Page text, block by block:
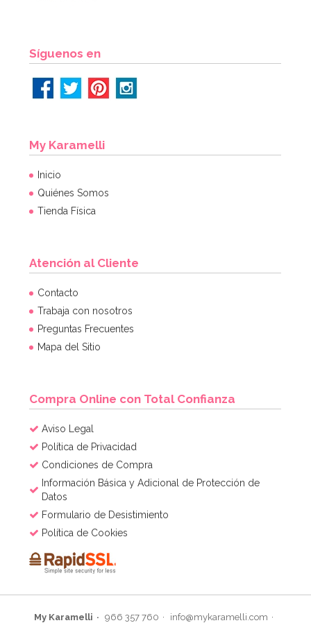
Molde Plástico Cerebro 19,5 cm
4,95€
AÑADIR
Síguenos en
My Karamelli
Inicio
Quiénes Somos
Tienda Física
Atención al Cliente
Contacto
Trabaja con nosotros
Preguntas Frecuentes
Mapa del Sitio
Compra Online con Total Confianza
Aviso Legal
Política de Privacidad
Condiciones de Compra
Información Básica y Adicional de Protección de
Datos
Formulario de Desistimiento
Política de Cookies
My Karamelli 966 357 760 info@mykaramelli.com